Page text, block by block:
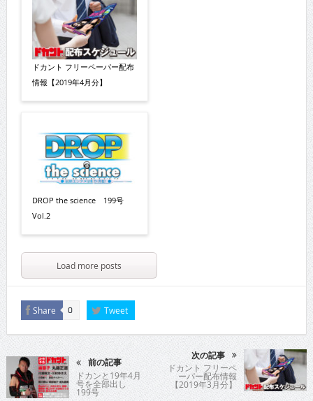
ドカント フリーペーパー配布
情報【2019年4月分】
DROP the science 199号
Vol.2
Load more posts
Share 0 Tweet
前の記事
ドカンと19年4月
号を全部出し
199号
次の記事
ドカント フリーペ
ーパー配布情報
【2019年3月分】